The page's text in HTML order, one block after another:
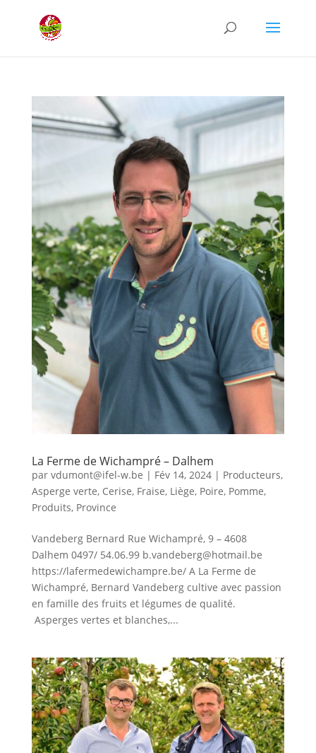
produits
La Ferme de Wichampré – Dalhem
par vdumont@ifel-w.be | Fév 14, 2024| Producteurs,
Asperge verte, Cerise, Fraise, Liège, Poire, Pomme,
Produits, Province
Vandeberg Bernard Rue Wichampré, 9 – 4608
Dalhem 0497/ 54.06.99 b.vandeberg@hotmail.be
https://lafermedewichampre.be/ A La Ferme de
Wichampré, Bernard Vandeberg cultive avec passion
en famille des fruits et légumes de qualité.
Asperges vertes et blanches,...